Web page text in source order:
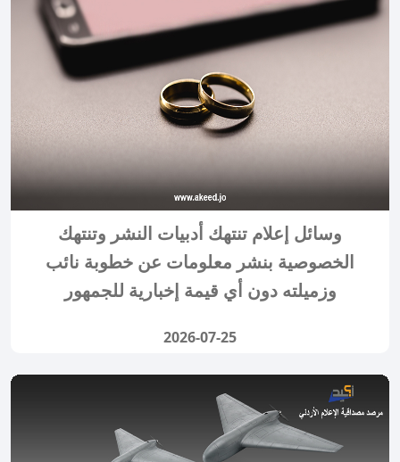
وسائل إعلام تنتهك أدبيات النشر وتنتهك
الخصوصية بنشر معلومات عن خطوبة نائب
وزميلته دون أي قيمة إخبارية للجمهور
2026-07-25